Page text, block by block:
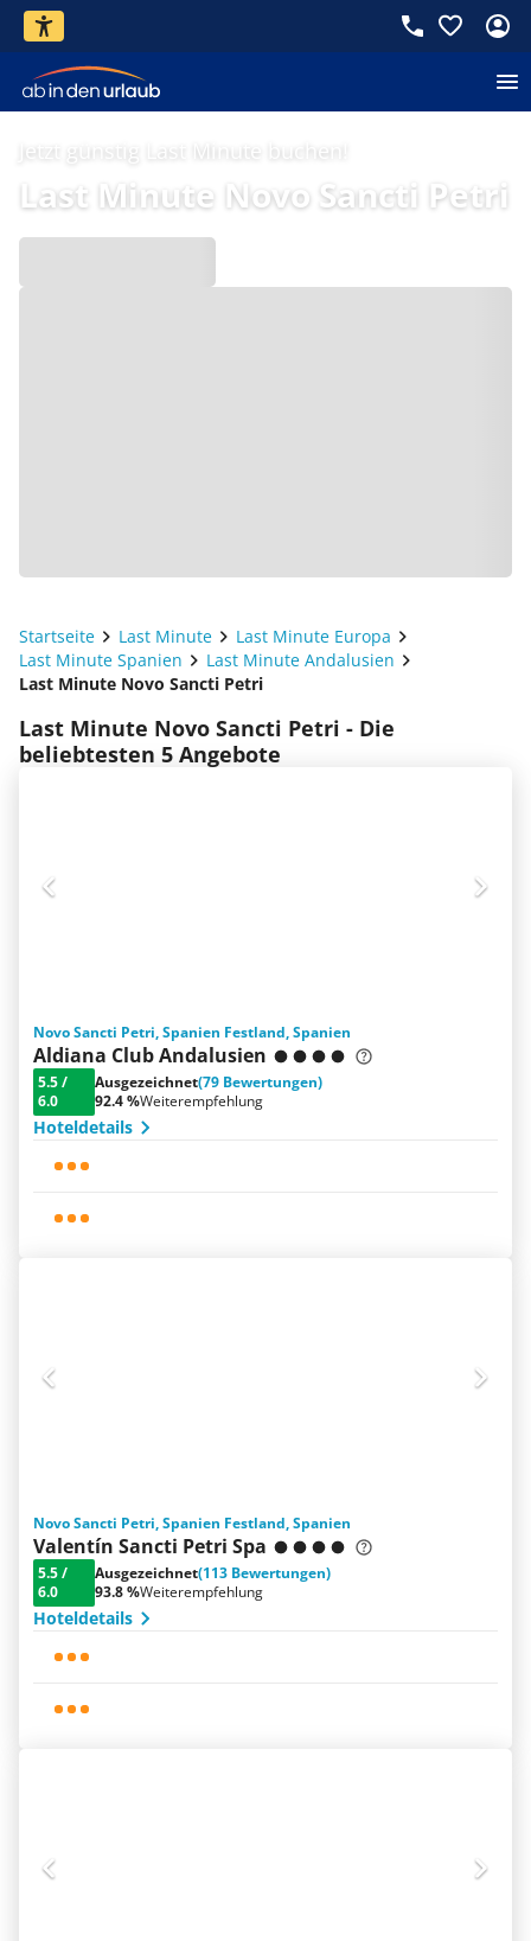
Jetzt günstig Last Minute buchen!
Last Minute Novo Sancti Petri
Startseite Last Minute
Last Minute Europa
Last Minute Spanien
Last Minute Andalusien
Last Minute Novo Sancti Petri
Last Minute Novo Sancti Petri - Die
beliebtesten 5 Angebote
Novo Sancti Petri, Spanien Festland, Spanien
Aldiana Club Andalusien
5.5/
6.0
Ausgezeichnet(79 Bewertungen)
92.4 %Weiterempfehlung
Hoteldetails
Novo Sancti Petri, Spanien Festland, Spanien
Valentín Sancti Petri Spa
5.5/
6.0
Ausgezeichnet(113 Bewertungen)
93.8 %Weiterempfehlung
Hoteldetails